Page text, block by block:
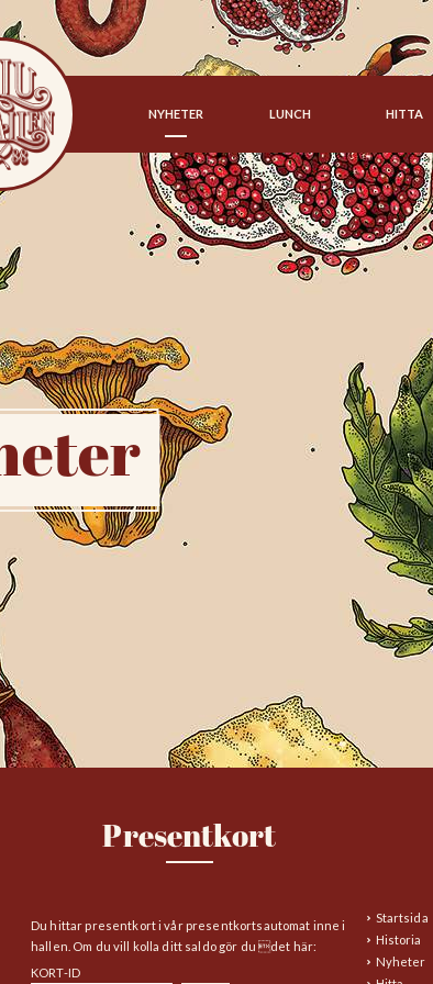
NYHETER LUNCH HITTA
Presentkort
Du hittar presentkort i vår presentkortsautomat inne i
hallen. Om du vill kolla ditt saldo gör du det här:
KORT-ID
Startsida
Historia
Nyheter